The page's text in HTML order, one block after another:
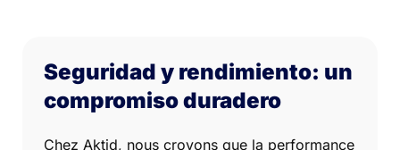
Seguridad y rendimiento: un
compromiso duradero
Chez Aktid, nous croyons que la performance